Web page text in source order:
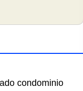
condominio